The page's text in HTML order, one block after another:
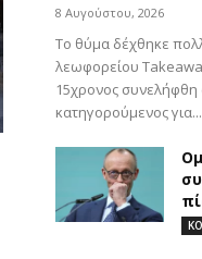
8 Αυγούστου, 2026
Το θύμα δέχθηκε
λεωφορείου
15χρονος
κατηγορούμενος για...